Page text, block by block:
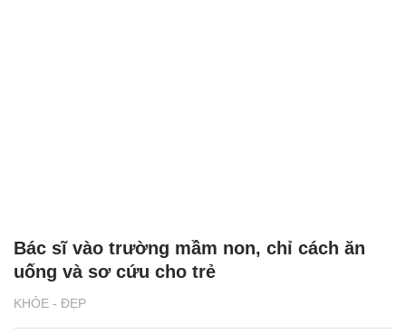
KHỎE - ĐẸP
Bác sĩ vào trường mầm non, chỉ cách ăn
uống và sơ cứu cho trẻ